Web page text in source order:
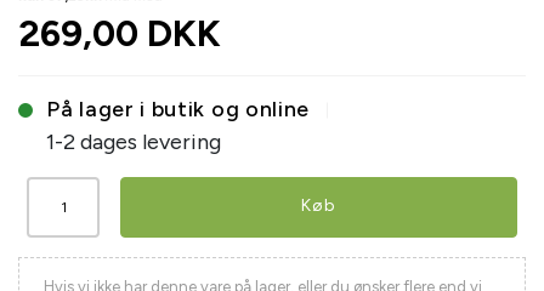
269,00 DKK
På lager i butik og online
1-2 dages levering
Køb
Hvis vi ikke har denne vare på lager, eller du ønsker flere end vi